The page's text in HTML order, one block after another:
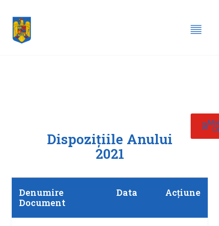
Dispozițiile Anului
2021
Denumire
Document
Data Acțiune